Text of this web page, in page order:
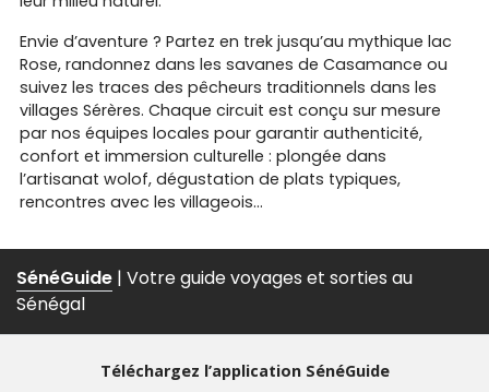
Envie d’aventure ? Partez en trek jusqu’au mythique lac
Rose, randonnez dans les savanes de Casamance ou
suivez les traces des pêcheurs traditionnels dans les
villages Sérères. Chaque circuit est conçu sur mesure
par nos équipes locales pour garantir authenticité,
confort et immersion culturelle : plongée dans
l’artisanat wolof, dégustation de plats typiques,
rencontres avec les villageois…
SénéGuide | Votre guide voyages et sorties au
Sénégal
Téléchargez l’application SénéGuide